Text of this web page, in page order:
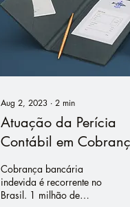
Aug 2, 2023 ∙ 2 min
Atuação da Perícia
Contábil em
Bancárias Indevidas.
Indébitos.
Cobrança bancária
indevida é recorrente no
Brasil. 1 milhão de